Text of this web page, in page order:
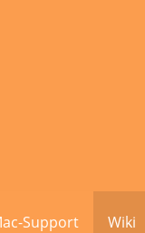
Support Wiki